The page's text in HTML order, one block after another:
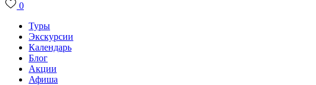
0
Туры
Экскурсии
Календарь
Блог
Акции
Афиша